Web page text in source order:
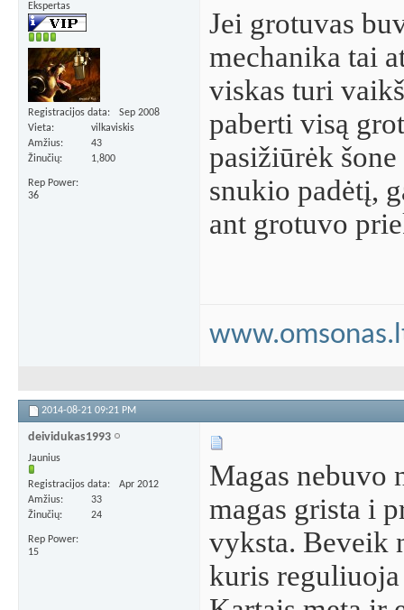
Ekspertas
Registracijos data
Sep 2008
Vieta
vilkaviskis
Amžius
43
Žinučių
1,800
Rep Power
36
Jei grotuvas
mechanika tai
viskas turi
paberti visą
pasižiūrėk
snukio padėtį,
ant grotuvo
2014-08-21 09:21 PM
deividukas1993
Jaunius
Registracijos data
Apr 2012
Amžius
33
Žinučių
24
Rep Power
15
Magas nebuvo
magas grista i
vyksta. Beveik
kuris